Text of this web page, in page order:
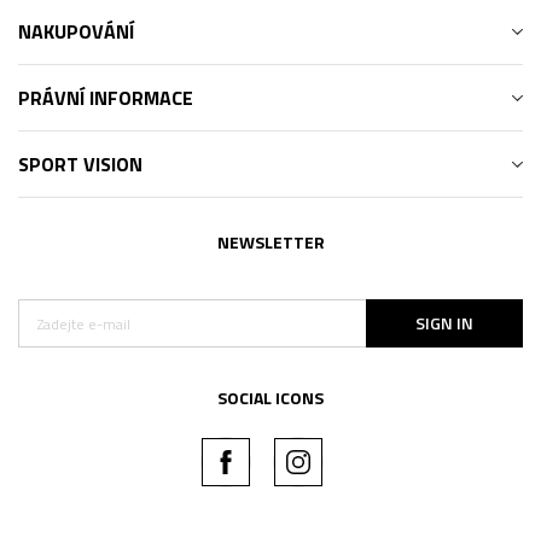
NAKUPOVÁNÍ
PRÁVNÍ INFORMACE
SPORT VISION
NEWSLETTER
SIGN IN
SOCIAL ICONS